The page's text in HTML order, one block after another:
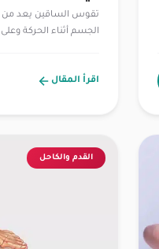
تقوس الساقين يعد من
الجسم أثناء الحركة
اقرأ المقال
القدم والكاحل